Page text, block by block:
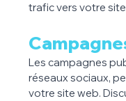
trafic vers votre
Les campagnes
réseaux sociaux,
votre site web.